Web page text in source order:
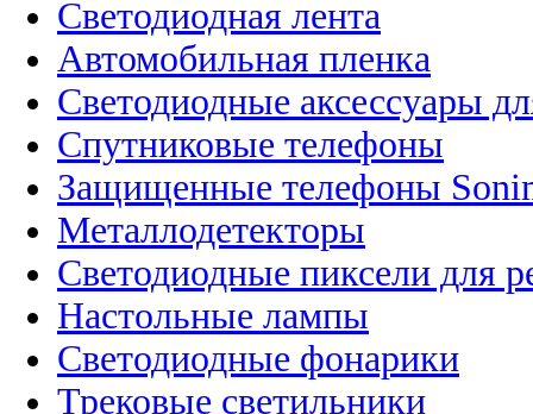
Светодиодная лента
Автомобильная пленка
Светодиодные аксессуары
Спутниковые телефоны
Защищенные телефоны
Металлодетекторы
Светодиодные пиксели для
Настольные лампы
Светодиодные фонарики
Трековые светильники